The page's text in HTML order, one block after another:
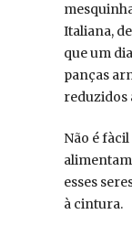
Italiana,
que um
panças
reduzidos
Não é
esses
à cintura.